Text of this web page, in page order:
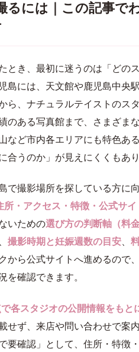
るには｜この記事で
とき、最初に迷うのは「どの
島には、天文館や鹿児島中央
、ナチュラルテイストのスタ
のある写真館まで、さまざま
など市内各エリアにも特色あ
うのか」が見えにくくもあり
撮影場所を探している方に向
所・アクセス・特徴・公式サ
いための選び方の判断軸（料
、 撮影時期と妊娠週数の目安、
から公式サイトへ進めるので
を確認できます。
各スタジオの公開情報をもと
せず、来店や問い合わせで案
要確認」として、住所・特徴